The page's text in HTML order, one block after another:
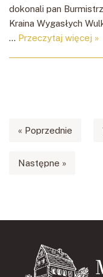
dokonali pan
Kraina Wygasłych
… Przeczytaj więcej »
« Poprzednie
Następne »